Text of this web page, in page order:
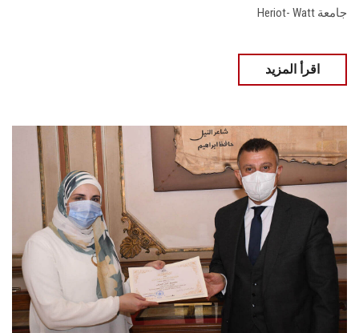
جامعة Heriot- Watt
اقرأ المزيد